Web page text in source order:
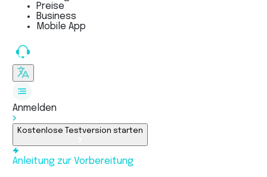
Preise
Business
Mobile App
Anmelden
Kostenlose Testversion starten
Anleitung zur Vorbereitung